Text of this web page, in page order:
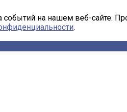
на нашем веб-сайте.
.